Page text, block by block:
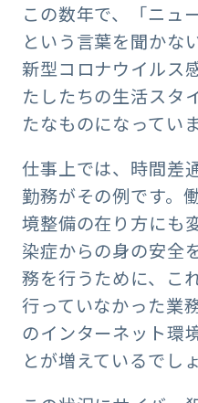
この数年で、「ニュ
という言葉を聞かな
新型コロナウイルス
たしたちの生活スタ
たなものになっていま
仕事上では、時間差
勤務がその例です。
境整備の在り方にも
染症からの身の安全
務を行うために、こ
行っていなかった業
のインターネット環
とが増えているでしょ